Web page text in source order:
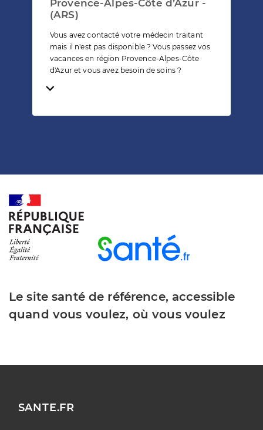
Provence-Alpes-Côte d’Azur -
(ARS)
Vous avez contacté votre médecin traitant
mais il n'est pas disponible ? Vous passez vos
vacances en région Provence-Alpes-Côte
d'Azur et vous avez besoin de soins ?
Temps de lecture
Le site santé de référence, accessible
quand vous voulez, où vous voulez
SANTE.FR